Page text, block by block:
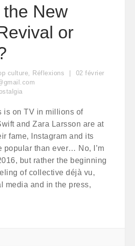
New
or
culture, Réflexions 02 février
is on TV in millions of
and Zara Larsson are at
fame, Instagram and its
popular than ever… No, I’m
but rather the beginning
of collective déjà vu,
media and in the press,